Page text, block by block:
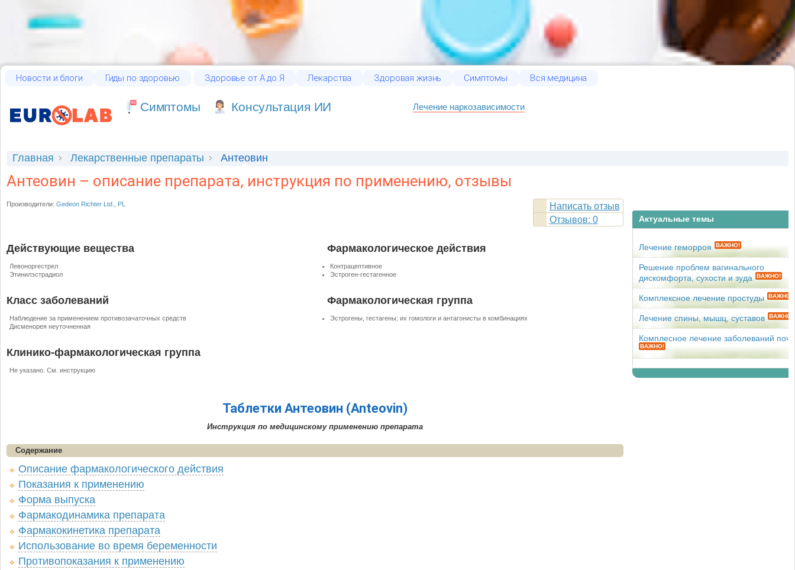
Новости и блоги Гиды по здоровью Здоровье от А до Я Лекарства Здоровая жизнь Симптомы Вся медицина
Cимптомы Консультация ИИ Лечение наркозависимости
Главная Лекарственные препараты Антеовин
Антеовин – описание препарата, инструкция по применению, отзывы
Написать отзыв
Отзывов: 0
Производители: Gedeon Richter Ltd., PL
Действующие вещества
Левоноргестрел
Этинилэстрадиол
Класс заболеваний
Наблюдение за применением противозачаточных средств
Дисменорея неуточненная
Клинико-фармакологическая группа
Не указано. См. инструкцию
Фармакологическое действия
Контрацептивное
Эстроген-гестагенное
Фармакологическая группа
Эстрогены, гестагены; их гомологи и антагонисты в комбинациях
Таблетки Антеовин (Anteovin)
Инструкция по медицинскому применению препарата
Содержание
Описание фармакологического действия
Показания к применению
Форма выпуска
Фармакодинамика препарата
Фармакокинетика препарата
Использование во время беременности
Противопоказания к применению
Актуальные темы
Лечение геморроя ВАЖНО!
Решение проблем вагинального
дискомфорта, сухости и зуда
ВАЖНО!
Комплексное лечение простуды ВАЖНО!
Лечение спины, мышц, суставов ВАЖНО!
Комплесное лечение заболеваний
ВАЖНО!